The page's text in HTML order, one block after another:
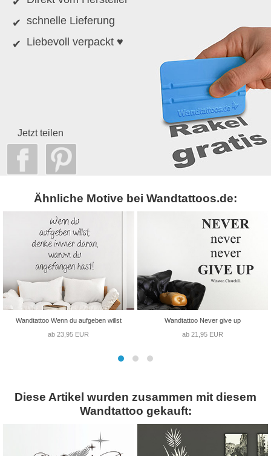
schnelle Lieferung
Liebevoll verpackt ♥
Jetzt teilen
Ähnliche Motive bei Wandtattoos.de:
Wandtattoo Wenn du aufgeben willst
ab 23,95 EUR
Wandtattoo Never give up
ab 21,95 EUR
Diese Artikel wurden zusammen mit diesem
Wandtattoo gekauft: